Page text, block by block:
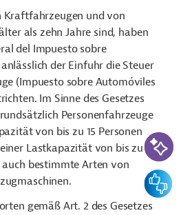
Kraftfahrzeugen und von
als zehn Jahre sind, haben
del Impuesto sobre
der Einfuhr die Steuer
(Impuesto sobre Automóviles
Im Sinne des Gesetzes
Personenfahrzeuge
von bis zu 15 Personen
Lastkapazität von bis zu
bestimmte Arten von
gemäß Art. 2 des Gesetzes
KI-